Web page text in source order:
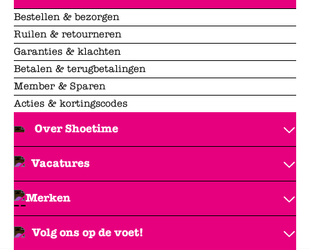
Bestellen & bezorgen
Ruilen & retourneren
Garanties & klachten
Betalen & terugbetalingen
Member & Sparen
Acties & kortingscodes
Over Shoetime
Vacatures
Merken
Volg ons op de voet!